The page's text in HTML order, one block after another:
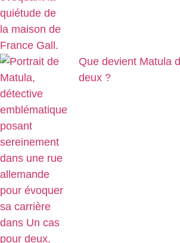
Que devient Matula
deux ?